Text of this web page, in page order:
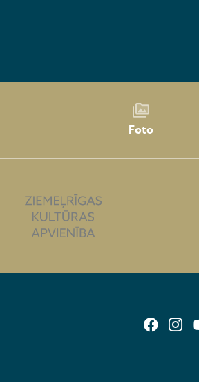
Foto